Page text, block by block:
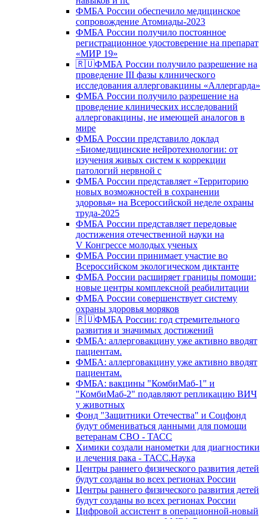
ФМБА России обеспечило медицинское
сопровождение Атомиады-2023
ФМБА России получило постоянное
регистрационное удостоверение на препарат
«МИР 19»
🇷🇺ФМБА России получило разрешение на
проведение III фазы клинического
исследования аллерговакцины «Аллергарда»
ФМБА России получило разрешение на
проведение клинических исследований
аллерговакцины, не имеющей аналогов в
мире
ФМБА России представило доклад
«Биомедицинские нейротехнологии: от
изучения живых систем к коррекции
патологий нервной с
ФМБА России представляет «Территорию
новых возможностей в сохранении
здоровья» на Всероссийской неделе охраны
труда-2025
ФМБА России представляет передовые
достижения отечественной науки на
V Конгрессе молодых ученых
ФМБА России принимает участие во
Всероссийском экологическом диктанте
ФМБА России расширяет границы помощи:
новые центры комплексной реабилитации
ФМБА России совершенствует систему
охраны здоровья моряков
🇷🇺ФМБА России: год стремительного
развития и значимых достижений
ФМБА: аллерговакцину уже активно вводят
пациентам.
ФМБА: аллерговакцину уже активно вводят
пациентам.
ФМБА: вакцины "КомбиМаб-1" и
"КомбиМаб-2" подавляют репликацию ВИЧ
у животных
Фонд "Защитники Отечества" и Соцфонд
будут обмениваться данными для помощи
ветеранам СВО - ТАСС
Химики создали нанометки для диагностики
и лечения рака - ТАСС.Наука
Центры раннего физического развития детей
будут созданы во всех регионах России
Центры раннего физического развития детей
будут созданы во всех регионах России
Цифровой ассистент в операционной-новый